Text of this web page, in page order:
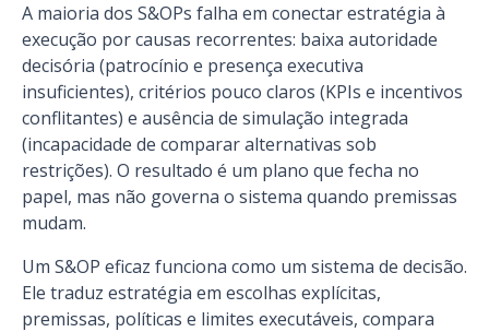
A maioria dos S&OPs falha em conectar estratégia à
execução por causas recorrentes: baixa autoridade
decisória (patrocínio e presença executiva
insuficientes), critérios pouco claros (KPIs e incentivos
conflitantes) e ausência de simulação integrada
(incapacidade de comparar alternativas sob
restrições). O resultado é um plano que fecha no
papel, mas não governa o sistema quando premissas
mudam.
Um S&OP eficaz funciona como um sistema de decisão.
Ele traduz estratégia em escolhas explícitas,
premissas, políticas e limites executáveis, compara